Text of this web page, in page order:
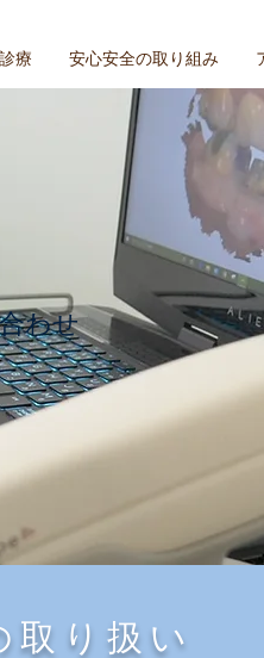
療 安心安全の取り組み
わせ
取り扱い